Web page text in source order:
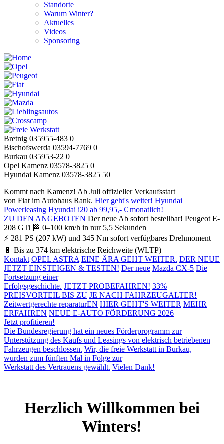
Standorte
Warum Winter?
Aktuelles
Videos
Sponsoring
Bretnig 035955-483 0
Bischofswerda 03594-7769 0
Burkau 035953-22 0
Opel Kamenz 03578-3825 0
Hyundai Kamenz 03578-3825 50
Kommt nach Kamenz! Ab Juli offizieller Verkaufsstart
von Fiat im Autohaus Rank. Hier geht's weiter! Hyundai
Powerleasing Hyundai i20 ab 99,95,- € monatlich!
ZU DEN ANGEBOTEN Der neue Ab sofort bestellbar! Peugeot E-
208 GTi 🏁 0–100 km/h in nur 5,5 Sekunden
⚡ 281 PS (207 kW) und 345 Nm sofort verfügbares Drehmoment
🔋 Bis zu 374 km elektrische Reichweite (WLTP)
Kontakt OPEL ASTRA EINE ÄRA GEHT WEITER. DER NEUE
JETZT EINSTEIGEN & TESTEN! Der neue Mazda CX-5 Die
Fortsetzung einer
Erfolgsgeschichte. JETZT PROBEFAHREN! 33%
PREISVORTEIL BIS ZU JE NACH FAHRZEUGALTER!
Zeitwertgerechte reparaturEN HIER GEHT'S WEITER MEHR
ERFAHREN NEUE E-AUTO FÖRDERUNG 2026
Jetzt profitieren!
Die Bundesregierung hat ein neues Förderprogramm zur
Unterstützung des Kaufs und Leasings von elektrisch betriebenen
Fahrzeugen beschlossen. Wir, die freie Werkstatt in Burkau,
wurden zum fünften Mal in Folge zur
Werkstatt des Vertrauens gewählt. Vielen Dank!
Herzlich Willkommen bei
Winters!